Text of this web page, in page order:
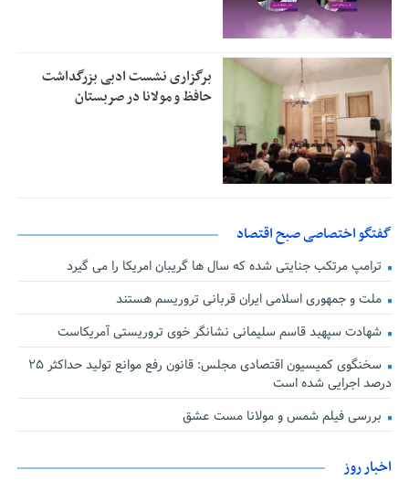
برگزاری نشست ادبی بزرگداشت
حافظ و مولانا در صربستان
گفتگو اختصاصی صبح اقتصاد
ترامپ مرتکب جنایتی شده که سال ها گریبان امریکا را می گیرد
ملت و جمهوری اسلامی ایران قربانی تروریسم هستند
شهادت سپهبد قاسم سلیمانی نشانگر خوی تروریستی آمریکاست
سخنگوی کمیسیون اقتصادی مجلس: قانون رفع موانع تولید حداکثر ۲۵
درصد اجرایی شده است
بررسی فیلم شمس و مولانا مست عشق
اخبار روز